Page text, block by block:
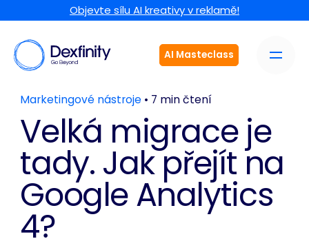
Objevte sílu AI kreativy v reklamě!
AI Masteclass
Marketingové nástroje • 7 min čtení
Velká migrace je
tady. Jak přejít na
Google Analytics
4?